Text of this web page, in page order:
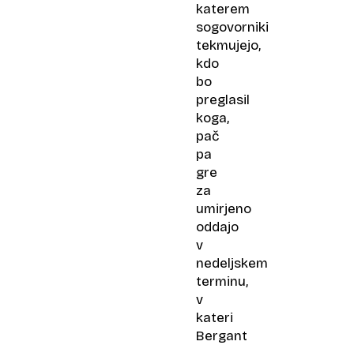
katerem
sogovorniki
tekmujejo,
kdo
bo
preglasil
koga,
pač
pa
gre
za
umirjeno
oddajo
v
nedeljskem
terminu,
v
kateri
Bergant